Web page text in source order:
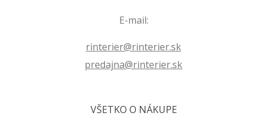
E-mail:
rinterier@rinterier.sk
predajna@rinterier.sk
VŠETKO O NÁKUPE